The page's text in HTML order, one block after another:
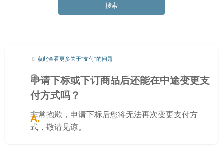
搜索
点此查看更多关于"支付"的问题
申请下标或下订商品后还能在中途变更支
付方式吗？
非常抱歉，申请下标后您将无法再次变更支付方
式，敬请见谅。